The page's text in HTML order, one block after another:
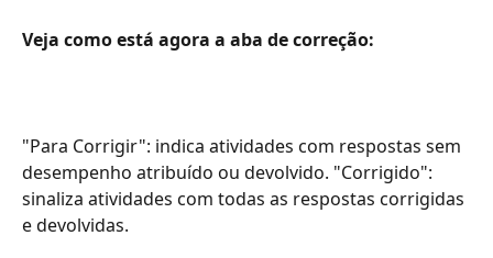
Veja como está agora a aba de correção:
"Para Corrigir": indica atividades com respostas sem
desempenho atribuído ou devolvido. "Corrigido":
sinaliza atividades com todas as respostas corrigidas
e devolvidas.